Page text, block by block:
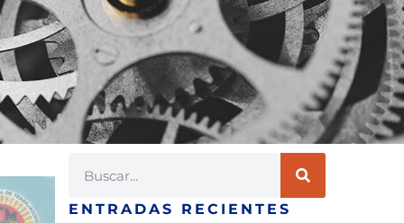
ENTRADAS RECIENTES